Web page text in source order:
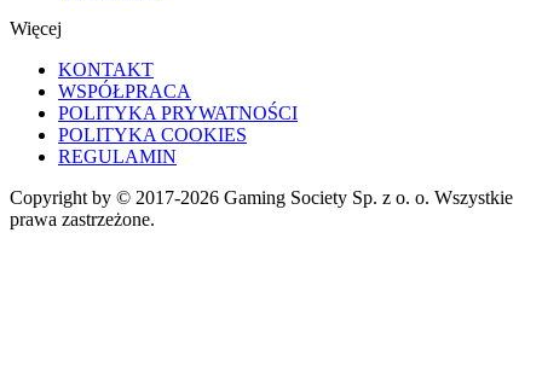
Więcej
KONTAKT
WSPÓŁPRACA
POLITYKA PRYWATNOŚCI
POLITYKA COOKIES
REGULAMIN
Copyright by © 2017-2026 Gaming Society Sp. z o. o. Wszystkie
prawa zastrzeżone.